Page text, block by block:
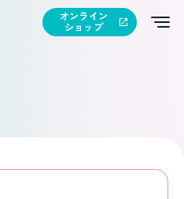
オンライン
ショップ